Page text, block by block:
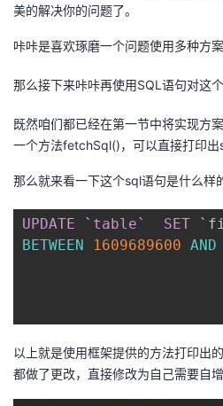
美的解决你的问题了。
咔咔是喜欢琢磨一个问题使用多种方案
那么接下来咔咔再使用SQL语句对这
既然咱们都已经在第一节中将实现方
一个方法fetchSql()，可以直接打印出
那么就来看一下这个sql语句是什么样
UPDATE ` table ` SET `
BETWEEN
1609689600 AND
以上就是使用框架提供的方法打印出
都做了更改，直接修改为自己需要自